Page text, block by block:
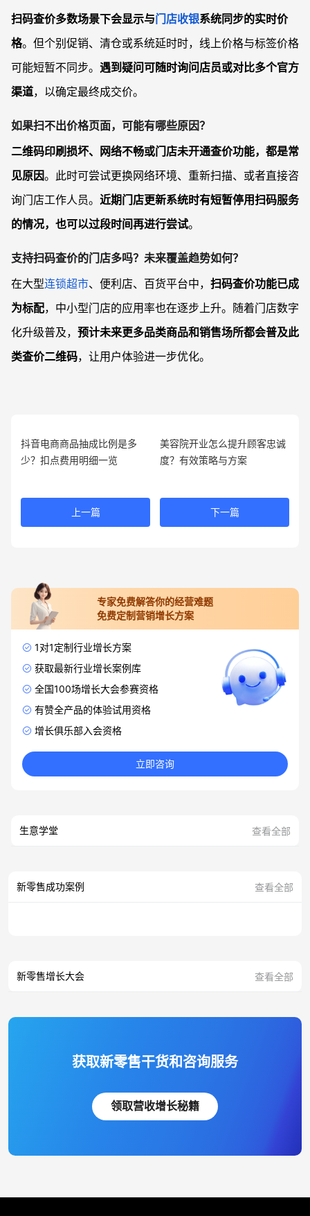
扫码查价多数场景下会显示与门店收银系统同步的实时价
格。但个别促销、清仓或系统延时时，线上价格与标签价格
可能短暂不同步。 遇到疑问可随时询问店员或对比多个官方
渠道，以确定最终成交价。
如果扫不出价格页面，可能有哪些原因？
二维码印刷损坏、网络不畅或门店未开通查价功能，都是常
见原因。此时可尝试更换网络环境、重新扫描、或者直接咨
询门店工作人员。 近期门店更新系统时有短暂停用扫码服务
的情况，也可以过段时间再进行尝试。
支持扫码查价的门店多吗？未来覆盖趋势如何？
在大型连锁超市、便利店、百货平台中， 扫码查价功能已成
为标配，中小型门店的应用率也在逐步上升。随着门店数字
化升级普及， 预计未来更多品类商品和销售场所都会普及此
类查价二维码，让用户体验进一步优化。
抖音电商商品抽成比例是多
少？扣点费用明细一览
上一篇
美容院开业怎么提升顾客忠诚
度？有效策略与方案
下一篇
专家免费解答你的经营难题
免费定制营销增长方案
1对1定制行业增长方案
获取最新行业增长案例库
全国100场增长大会参赛资格
有赞全产品的体验试用资格
增长俱乐部入会资格
立即咨询
生意学堂 查看全部
新零售成功案例 查看全部
新零售增长大会 查看全部
获取新零售干货和咨询服务
领取营收增长秘籍